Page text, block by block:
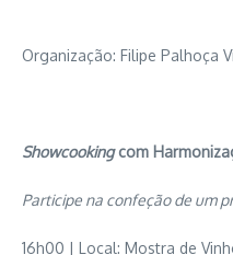
Organização: Filipe Palhoça
Showcookingcom
Participe na confeção de um
16h00 | Local: Mostra de